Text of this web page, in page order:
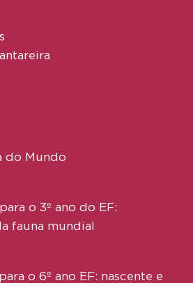
do Mundo
o 3º ano do EF:
fauna mundial
o 6º ano EF: nascente e